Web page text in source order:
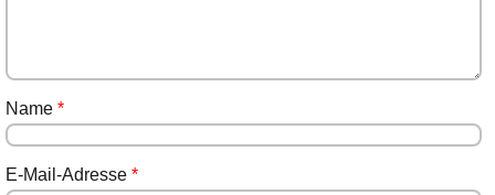
Name *
E-Mail-Adresse *